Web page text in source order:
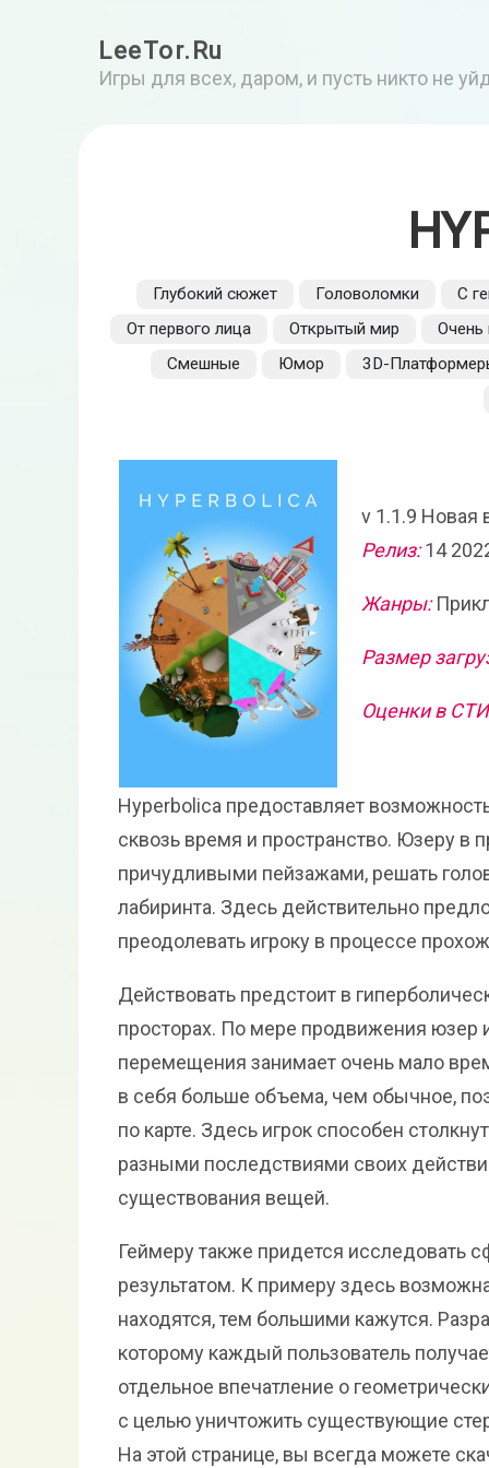
LeeTor.Ru
Игры для всех, даром, и пусть никто не
Глубокий сюжет Головоломки
С
От первого лица
Открытый мир
Очень
Смешные
Юмор 3D-
v 1.1.9 Новая
Релиз:14
Жанры:
Размер
Оценки в
Hyperbolica предоставляет
сквозь время и пространство. Юзеру в
причудливыми пейзажами, решать
лабиринта. Здесь действительно
преодолевать игроку в процессе
Действовать предстоит в
просторах. По мере продвижения юзер
перемещения занимает очень мало
в себя больше объема, чем обычное,
по карте. Здесь игрок способен
разными последствиями своих
существования вещей.
Геймеру также придется исследовать
результатом. К примеру здесь
находятся, тем большими кажутся.
которому каждый пользователь
отдельное впечатление о
с целью уничтожить существующие
На этой странице, вы всегда можете